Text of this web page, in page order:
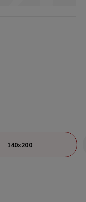
140x200